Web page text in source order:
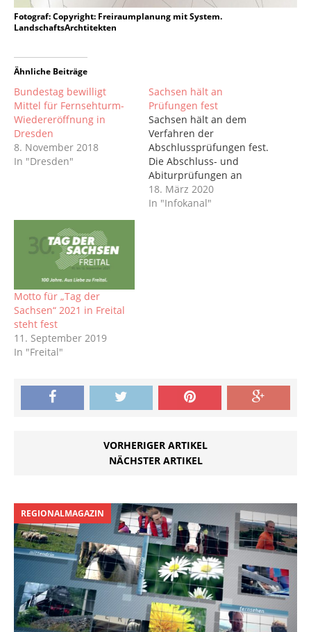
Fotograf: Copyright: Freiraumplanung mit System.
LandschaftsArchtitekten
Ähnliche Beiträge
Bundestag bewilligt
Mittel für Fernsehturm-
Wiedereröffnung in
Dresden
8. November 2018
In "Dresden"
Sachsen hält an
Prüfungen fest
Sachsen hält an dem
Verfahren der
Abschlussprüfungen fest.
Die Abschluss- und
Abiturprüfungen an
allgemeinbildenden und
berufsbildenden Schulen,
18. März 2020
In "Infokanal"
Motto für „Tag der
Sachsen“ 2021 in Freital
steht fest
11. September 2019
In "Freital"
VORHERIGER ARTIKEL
NÄCHSTER ARTIKEL
REGIONALMAGAZIN